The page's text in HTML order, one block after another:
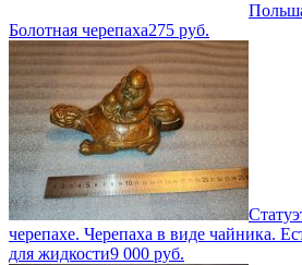
Болотная черепаха275 руб.
черепахе. Черепаха в виде чайника.
для жидкости9 000 руб.